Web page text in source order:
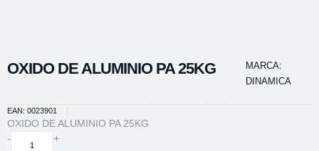
OXIDO DE ALUMINIO PA 25KG
MARCA:
DINAMICA
EAN: 0023901
OXIDO DE ALUMINIO PA 25KG
-
OXIDO
+